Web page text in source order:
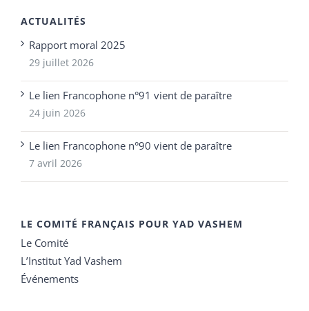
ACTUALITÉS
Rapport moral 2025
29 juillet 2026
Le lien Francophone n°91 vient de paraître
24 juin 2026
Le lien Francophone n°90 vient de paraître
7 avril 2026
LE COMITÉ FRANÇAIS POUR YAD VASHEM
Le Comité
L’Institut Yad Vashem
Événements